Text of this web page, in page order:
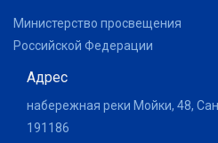
Министерство просвещения
Российской Федерации
Адрес
набережная реки Мойки, 48,
191186